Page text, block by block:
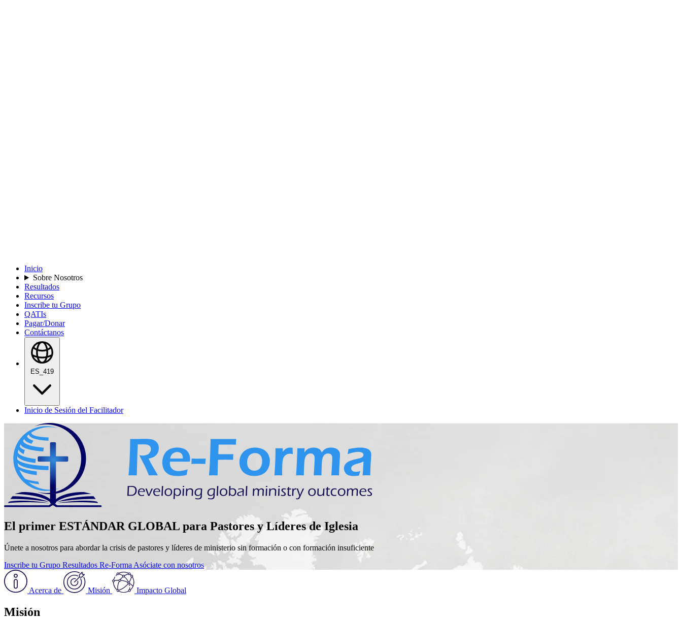
Inicio
Sobre Nosotros
Resultados
Recursos
Inscribe tu Grupo
QATIs
Pagar/Donar
Contáctanos
ES_419
Inicio de Sesión del Facilitador
El primer ESTÁNDAR GLOBAL para Pastores y Líderes de Iglesia
Únete a nosotros para abordar la crisis de pastores y líderes de ministerio sin formación o con formación insuficiente
Inscribe tu Grupo Resultados Re-Forma Asóciate con nosotros
Acerca de Misión Impacto Global
Misión